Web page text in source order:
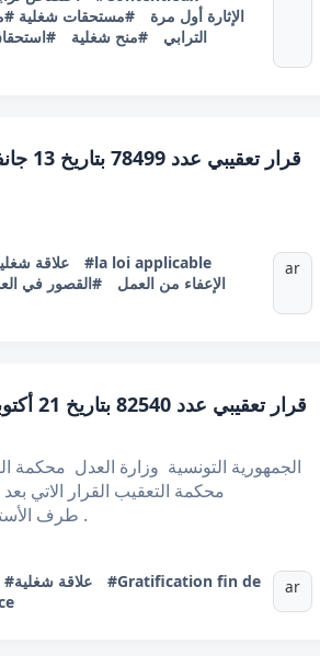
#الإثارة أول مرة #مستحقات شغلية
الترابي
#منح شغلية
#علاقة
#la loi applicable
#الإعفاء من العمل
#القصور في
ar
طرف الأستاذ" الم الد." نيابة عن "ع. ف." قاطن ... ضد "ع.ش." قاطن .
#علاقة شغلية
#Gratification fin de
ar